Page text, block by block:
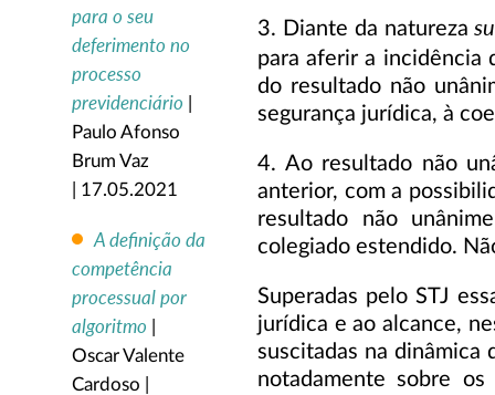
para o seu
deferimento no
processo
previdenciário
Paulo Afonso
Brum Vaz
| 17.05.2021
A definição da
competência
processual por
algoritmo
Oscar Valente
Cardoso |
3. Diante da natureza
para aferir a
do resultado não
segurança jurídica, à
4. Ao resultado não
anterior, com a
resultado não
colegiado estendido.
Superadas pelo STJ
jurídica e ao alcance,
suscitadas na
notadamente sobre